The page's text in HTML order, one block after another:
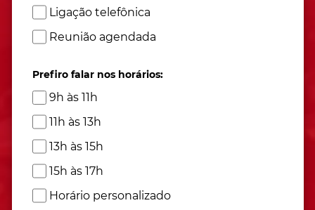
Ligação telefônica
Reunião agendada
Prefiro falar nos horários:
9h às 11h
11h às 13h
13h às 15h
15h às 17h
Horário personalizado